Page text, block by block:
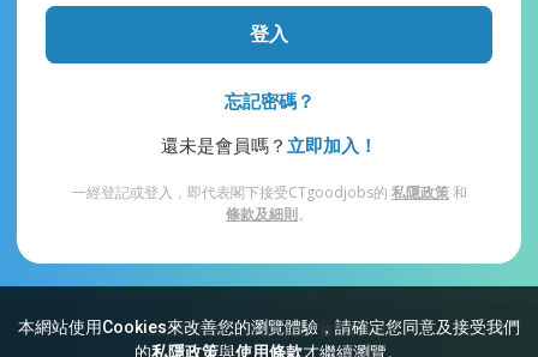
本網站使用Cookies來改善您的瀏覽體驗，請確定您同意及接受我們
的私隱政策與使用條款才繼續瀏覽。
登入
忘記密碼？
還未是會員嗎？ 立即加入！
一經登記或登入，即代表閣下接受CTgoodjobs的 私隱政策和
條款及細則。
網站索引 常見問題 私隱 條款及細則